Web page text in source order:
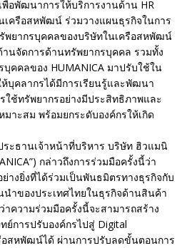
พื่อพัฒนาการให้บริการงานด้าน HR
เครือสหพัฒน์ ร่วมวางแผนธุรกิจในการ
ยากรบุคคลของบริษัทในเครือสหพัฒน์
านจัดการด้านทรัพยากรบุคคล รวมทั้ง
คคลของ HUMANICA มาปรับใช้ใน
ห้บุคลากรได้มีการเรียนรู้และพัฒนา
รใช้ทรัพยากรอย่างมีประสิทธิภาพและ
าะสม พร้อมยกระดับองค์กรให้เกิด
ะธานเจ้าหน้าที่บริหาร บริษัท ฮิวแมนิ
กล่าวถึงการร่วมมือครั้งนี้ว่า
างยิ่งที่ได้ร่วมเป็นพันธมิตรทางธุรกิจกับ
ำของประเทศไทยในธุรกิจด้านสินค้า
ความร่วมมือครั้งนี้จะสามารถสร้าง
ย์การปรับองค์กรไปสู่ Digital
อสหพัฒน์ได้ ผ่านการปรับลดขั้นตอนการ